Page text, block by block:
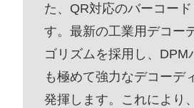
た、QR対応のバーコー
す。最新の工業用デコー
ゴリズムを採用し、DPM
も極めて強力なデコーデ
発揮します。これにより